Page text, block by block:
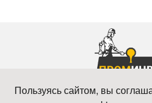
Пользуясь сайтом, вы